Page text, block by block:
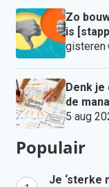
Zo
is
gisteren·
Denk je
de
5 aug
Populair
Je ‘sterke